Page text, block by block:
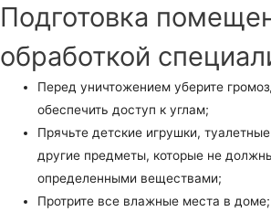
Подготовка
обработкой
Перед уничтожением уберите
обеспечить доступ к углам;
Прячьте детские игрушки,
другие предметы, которые не
определенными веществами;
Протрите все влажные места в доме;